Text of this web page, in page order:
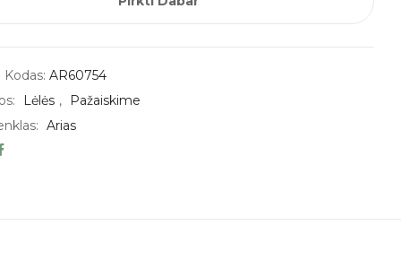
Kodas:AR60754
Lėlės ,
Pažaiskime
Arias